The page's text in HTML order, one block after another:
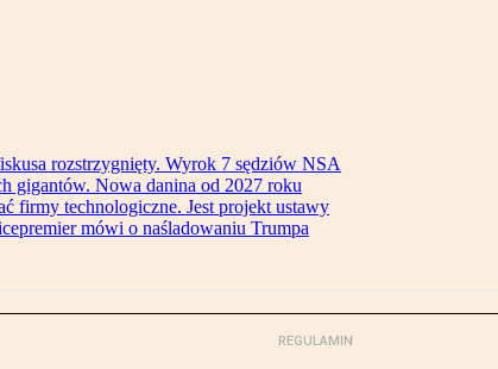
rozstrzygnięty. Wyrok 7 sędziów NSA
gigantów. Nowa danina od 2027 roku
firmy technologiczne. Jest projekt ustawy
mówi o naśladowaniu Trumpa
REGULAMIN